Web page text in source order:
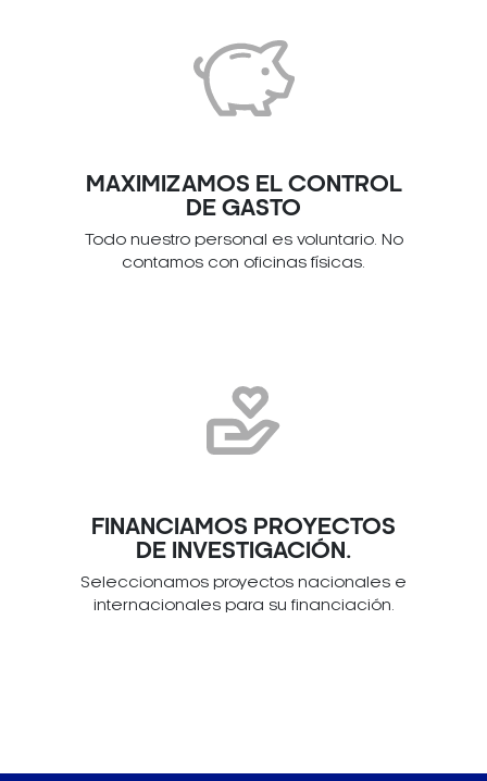
MAXIMIZAMOS EL CONTROL
DE GASTO
Todo nuestro personal es voluntario. No
contamos con oficinas físicas.
FINANCIAMOS PROYECTOS
DE INVESTIGACIÓN.
Seleccionamos proyectos nacionales e
internacionales para su financiación.